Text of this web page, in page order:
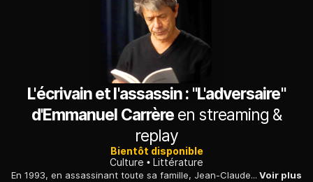
L'écrivain et l'assassin : "L'adversaire"
d'Emmanuel Carrère en streaming &
replay
Bientôt disponible
Culture
Littérature
En 1993, en assassinant toute sa famille, Jean-Claude Romand faisait voler en éclats une vie de mensonges. Emmanuel Carrère revient sur la gestation du livre qu'il lui a consacré. Voir plus